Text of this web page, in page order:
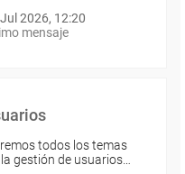
2026, 12:20
mensaje
todos los temas
gestión de usuarios…